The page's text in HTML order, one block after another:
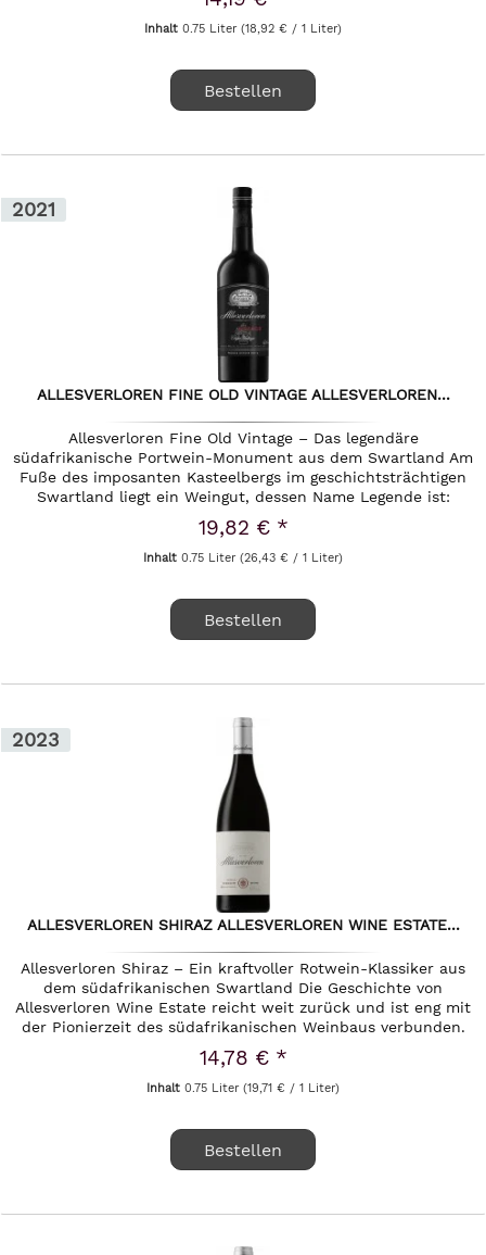
Inhalt0.75 Liter(18,92 € / 1 Liter)
Bestellen
2021
ALLESVERLOREN FINE OLD VINTAGE ALLESVERLOREN...
Allesverloren Fine Old Vintage – Das legendäre
südafrikanische Portwein-Monument aus dem Swartland Am
Fuße des imposanten Kasteelbergs im geschichtsträchtigen
Swartland liegt ein Weingut, dessen Name Legende ist:
Allesverloren. Als...
19,82 € *
Inhalt0.75 Liter(26,43 € / 1 Liter)
Bestellen
2023
ALLESVERLOREN SHIRAZ ALLESVERLOREN WINE ESTATE...
Allesverloren Shiraz – Ein kraftvoller Rotwein-Klassiker aus
dem südafrikanischen Swartland Die Geschichte von
Allesverloren Wine Estate reicht weit zurück und ist eng mit
der Pionierzeit des südafrikanischen Weinbaus verbunden.
14,78 € *
Inhalt0.75 Liter(19,71 € / 1 Liter)
Bestellen